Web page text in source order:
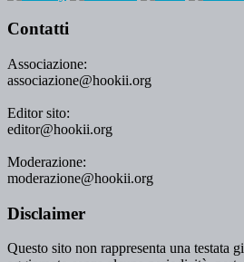
Contatti
Associazione:
associazione@hookii.org
Editor sito:
editor@hookii.org
Moderazione:
moderazione@hookii.org
Disclaimer
Questo sito non rappresenta una testata